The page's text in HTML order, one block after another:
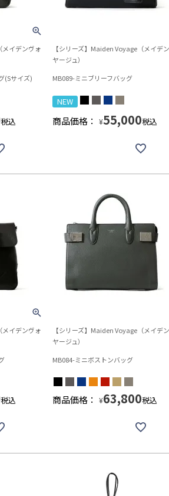
メイデンヴォ
(Sサイズ)
税込
【シリーズ】Maiden Voyage（メイデ
ヤージュ）
MB089-ミニブリーフバッグ
NEW
商品価格： ¥55,000税込
メイデンヴォ
税込
【シリーズ】Maiden Voyage（メイデ
ヤージュ）
MB084-ミニボストンバッグ
商品価格： ¥63,800税込